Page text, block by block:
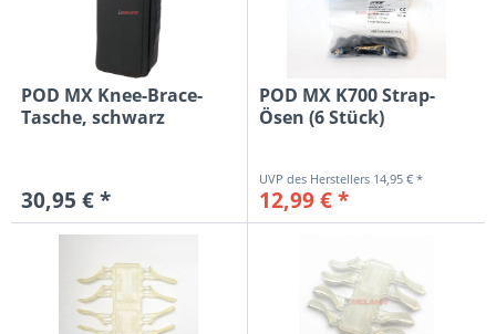
POD MX Knee-Brace-
Tasche, schwarz
30,95 € *
POD MX K700 Strap-
Ösen (6 Stück)
14,95 € *
12,99 € *